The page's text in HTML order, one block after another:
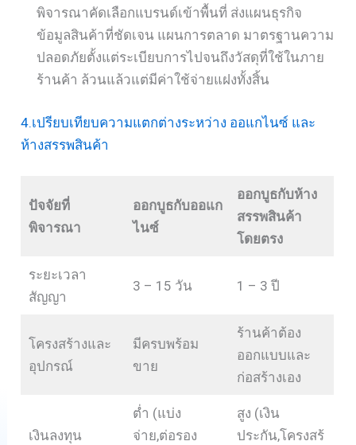
พิจารณาคัดเลือกแบรนด์เข้าพื้นที่ ส่งแผนธุรกิจ
ข้อมูลสินค้าที่ชัดเจน แผนการตลาด มาตรฐานความ
ปลอดภัยตั้งแต่ระเบียบการไปจนถึงวัสดุที่ใช้ในภาย
ร้านค้า ล้วนแล้วแต่มีค่าใช้จ่ายแฝงทั้งสิ้น
4.เปรียบเทียบความแตกต่างระหว่าง ออแกไนซ์ และ
ห้างสรรพสินค้า
ปัจจัยที่
พิจารณา
ออกบูธกับออแก
ไนซ์
ออกบูธกับห้าง
สรรพสินค้า
โดยตรง
ระยะเวลา
สัญญา
3 – 15 วัน 1 – 3 ปี
โครงสร้างและ
อุปกรณ์
มีครบพร้อม
ขาย
ร้านค้าต้อง
ออกแบบและ
ก่อสร้างเอง
เงินลงทุน
ต่ำ (แบ่ง
จ่าย,ต่อรอง
สูง (เงิน
ประกัน,โครงสร้